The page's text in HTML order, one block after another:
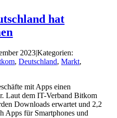
hat
2023|Kategorien:
,Deutschland,Markt,
mit Apps einen
Laut dem IT-Verband Bitkom
Downloads erwartet und 2,2
Apps für Smartphones und